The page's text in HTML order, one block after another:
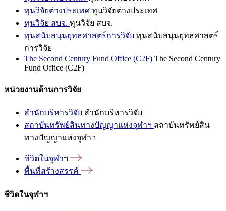
ทุนวิจัยต่างประเทศ ทุนวิจัยต่างประเทศ
ทุนวิจัย สบจ. ทุนวิจัย สบจ.
ทุนสนับสนุนยุทธศาสตร์การวิจัย ทุนสนับสนุนยุทธศาสตร์
การวิจัย
The Second Century Fund Office (C2F) The Second Century
Fund Office (C2F)
หน่วยงานด้านการวิจัย
สำนักบริหารวิจัย สำนักบริหารวิจัย
สถาบันทรัพย์สินทางปัญญาแห่งจุฬาฯ สถาบันทรัพย์สิน
ทางปัญญาแห่งจุฬาฯ
ชีวิตในจุฬาฯ
พื้นที่สร้างสรรค์
ชีวิตในจุฬาฯ